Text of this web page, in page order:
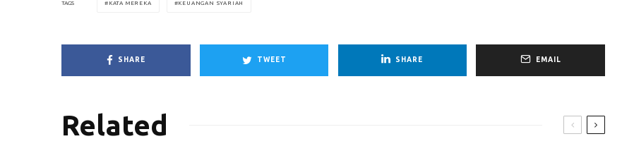
TAGS KATA MEREKA KEUANGAN SYARIAH
SHARE TWEET SHARE EMAIL
Related